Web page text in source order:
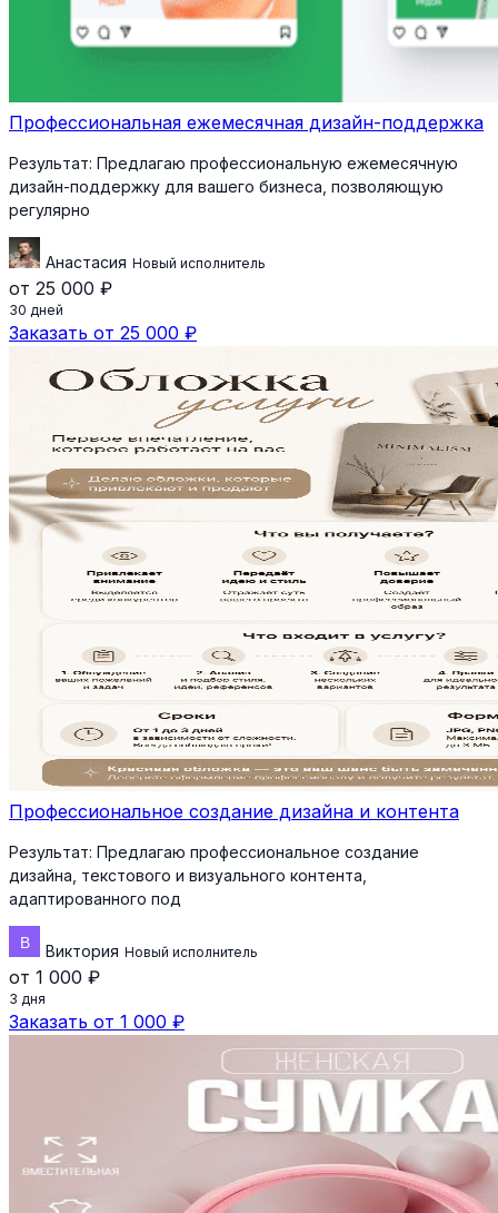
Профессиональная ежемесячная дизайн-поддержка
Результат: Предлагаю профессиональную ежемесячную
дизайн-поддержку для вашего бизнеса, позволяющую
регулярно
Анастасия Новый исполнитель
от 25 000 ₽
30 дней
Заказать от 25 000 ₽
Профессиональное создание дизайна и контента
Результат: Предлагаю профессиональное создание
дизайна, текстового и визуального контента,
адаптированного под
Виктория Новый исполнитель
от 1 000 ₽
3 дня
Заказать от 1 000 ₽